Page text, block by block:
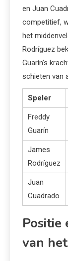
en Juan
competitief,
het
Rodríguez
Guarín’s
schieten van
Speler
Freddy
Guarín
James
Rodríguez
Juan
Cuadrado
Positie
van